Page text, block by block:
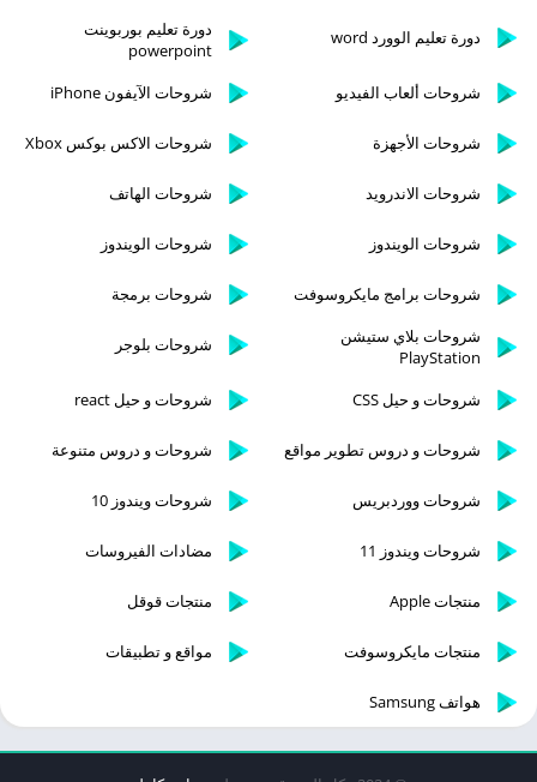
دورة تعليم الوورد word
دورة تعليم بوربوينت
powerpoint
شروحات ألعاب الفيديو
شروحات الآيفون iPhone
شروحات الأجهزة شروحات الاكس بوكس Xbox
شروحات الاندرويد شروحات الهاتف
شروحات الويندوز شروحات الويندوز
شروحات برامج مايكروسوفت
شروحات برمجة
شروحات بلاي ستيشن
PlayStation
شروحات بلوجر
شروحات و حيل CSS شروحات و حيل react
شروحات و دروس تطوير مواقع شروحات و دروس متنوعة
شروحات ووردبريس شروحات ويندوز 10
شروحات ويندوز 11 مضادات الفيروسات
منتجات Apple منتجات قوقل
منتجات مايكروسوفت مواقع و تطبيقات
هواتف Samsung